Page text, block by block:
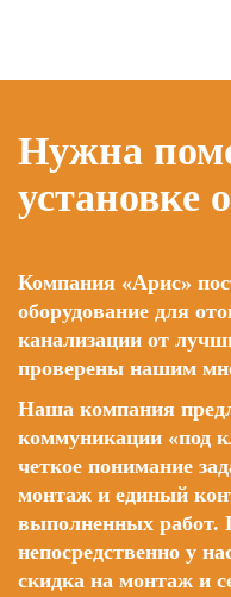
Нужна
установке
Компания «Арис»
оборудование для
канализации от
проверены нашим
Наша компания
коммуникации «под
четкое понимание
монтаж и единый
выполненных работ.
непосредственно у
скидка на монтаж и